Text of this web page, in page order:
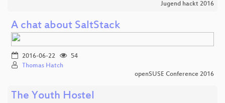
Jugend hackt 2016
A chat about SaltStack
2016-06-22
54
Thomas Hatch
openSUSE Conference 2016
The Youth Hostel